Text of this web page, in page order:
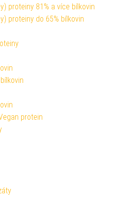
proteiny 81% a více bílkovin
proteiny do 65% bílkovin
protein